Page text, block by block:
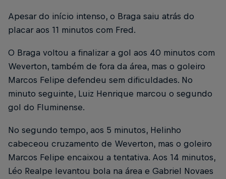
Apesar do início intenso, o Braga saiu atrás do
placar aos 11 minutos com Fred.
O Braga voltou a finalizar a gol aos 40 minutos com
Weverton, também de fora da área, mas o goleiro
Marcos Felipe defendeu sem dificuldades. No
minuto seguinte, Luiz Henrique marcou o segundo
gol do Fluminense.
No segundo tempo, aos 5 minutos, Helinho
cabeceou cruzamento de Weverton, mas o goleiro
Marcos Felipe encaixou a tentativa. Aos 14 minutos,
Léo Realpe levantou bola na área e Gabriel Novaes